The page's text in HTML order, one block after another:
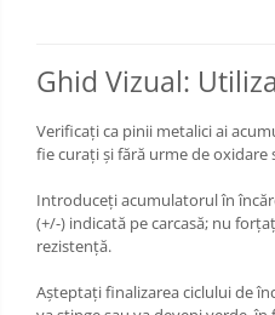
Ghid Vizual:
Verificați ca pinii metalici ai
fie curați și fără urme de
Introduceți acumulatorul în
(+/-) indicată pe carcasă; nu
rezistență.
Așteptați finalizarea ciclului de